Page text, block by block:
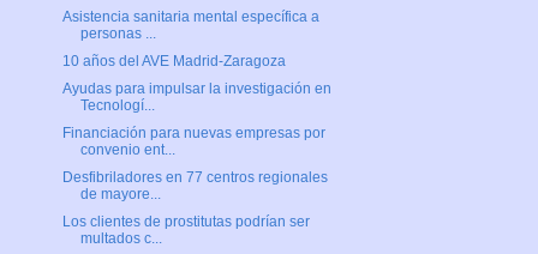
Asistencia sanitaria mental específica a
personas ...
10 años del AVE Madrid-Zaragoza
Ayudas para impulsar la investigación en
Tecnologí...
Financiación para nuevas empresas por
convenio ent...
Desfibriladores en 77 centros regionales
de mayore...
Los clientes de prostitutas podrían ser
multados c...